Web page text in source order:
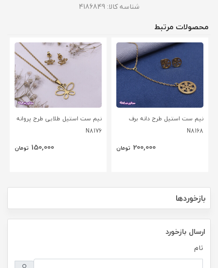
شناسه کالا: 4186849
محصولات مرتبط
نیم ست استیل طرح دانه برف
N8168
200,000 تومان
نیم ست استیل طلایی طرح پروانه
N8176
150,000 تومان
بازخوردها
ارسال بازخورد
نام